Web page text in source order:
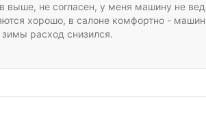
выше, не согласен, у меня машину не
хорошо, в салоне комфортно -
зимы расход снизился.